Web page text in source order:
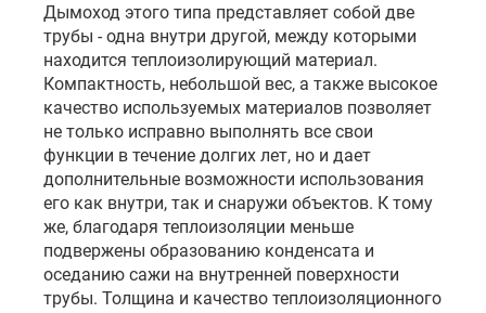
Дымоход этого типа представляет собой две
трубы - одна внутри другой, между которыми
находится теплоизолирующий материал.
Компактность, небольшой вес, а также высокое
качество используемых материалов позволяет
не только исправно выполнять все свои
функции в течение долгих лет, но и дает
дополнительные возможности использования
его как внутри, так и снаружи объектов. К тому
же, благодаря теплоизоляции меньше
подвержены образованию конденсата и
оседанию сажи на внутренней поверхности
трубы. Толщина и качество теплоизоляционного